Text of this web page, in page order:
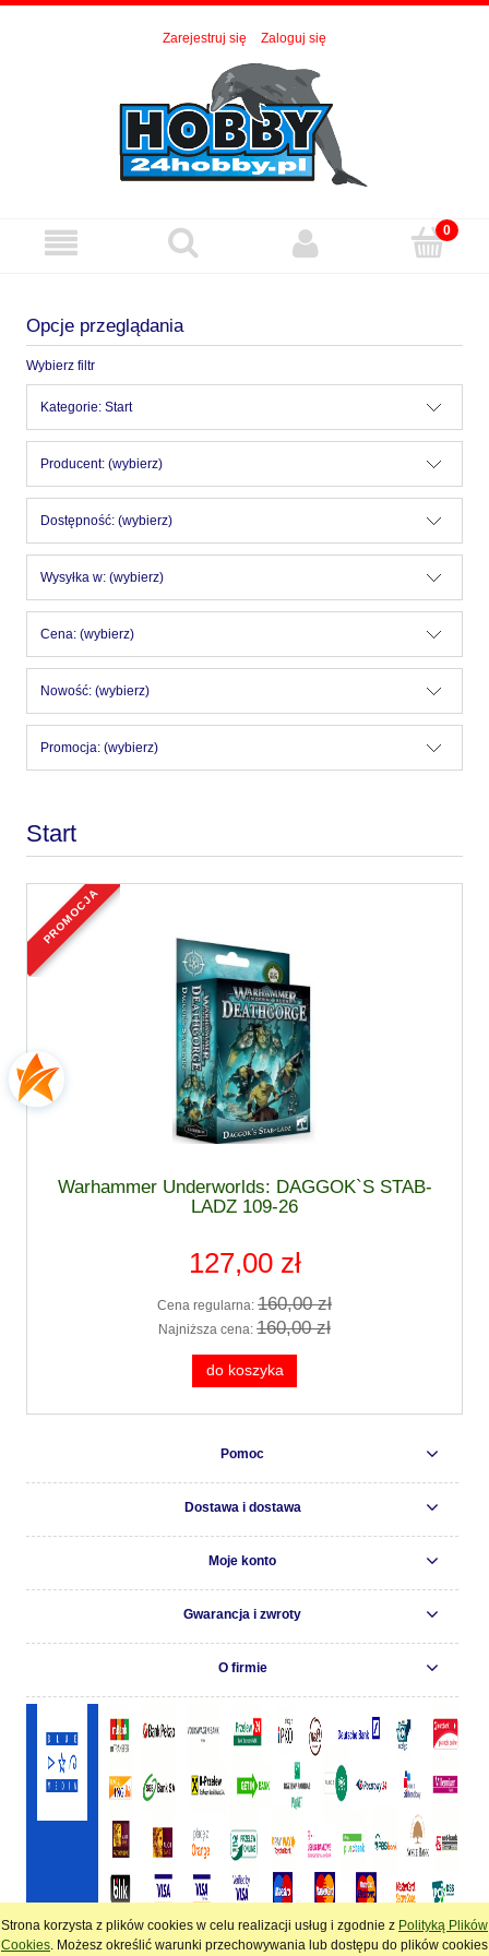
Strona korzysta z plików cookies w celu realizacji usług i zgodnie z Polityką Plików
Cookies. Możesz określić warunki przechowywania lub dostępu do plików cookies
Zarejestruj się Zaloguj się
Opcje przeglądania
Wybierz filtr
Kategorie: Start
Producent: (wybierz)
Dostępność: (wybierz)
Wysyłka w: (wybierz)
Cena: (wybierz)
Nowość: (wybierz)
Promocja: (wybierz)
Start
Warhammer Underworlds: DAGGOK`S STAB-
LADZ 109-26
127,00 zł
Cena regularna: 160,00 zł
Najniższa cena: 160,00 zł
do koszyka
promocja
Pomoc
Dostawa i dostawa
Moje konto
Gwarancja i zwroty
O firmie
pokaż pełną wersję strony